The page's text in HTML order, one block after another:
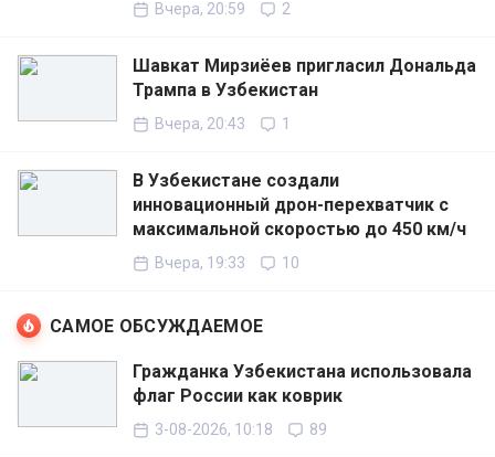
Вчера, 20:59 2
Шавкат Мирзиёев пригласил Дональда
Трампа в Узбекистан
Вчера, 20:43 1
В Узбекистане создали
инновационный дрон-перехватчик с
максимальной скоростью до 450 км/ч
Вчера, 19:33 10
САМОЕ ОБСУЖДАЕМОЕ
Гражданка Узбекистана использовала
флаг России как коврик
3-08-2026, 10:18 89